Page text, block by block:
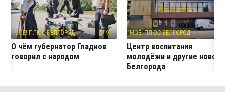
МОЁ! ПЛЮС БЕЛГОРОД 191
О чём губернатор Гладков
говорил с народом
МОЁ! ПЛЮС БЕЛГОРОД
Центр воспитания
молодёжи и другие
Белгорода